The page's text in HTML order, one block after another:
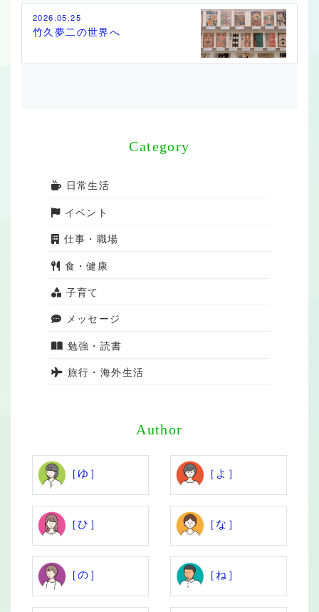
2026.05.25
竹久夢二の世界へ
Category
日常生活
イベント
仕事・職場
食・健康
子育て
メッセージ
勉強・読書
旅行・海外生活
Author
［ゆ］ ［よ］
［ひ］ ［な］
［の］ ［ね］